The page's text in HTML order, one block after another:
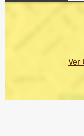
Ver